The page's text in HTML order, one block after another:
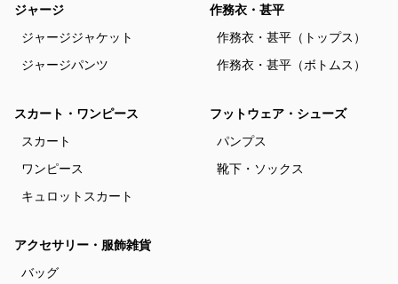
ジャージ
ジャージジャケット
ジャージパンツ
作務衣・甚平
作務衣・甚平（トップス）
作務衣・甚平（ボトムス）
スカート・ワンピース
スカート
ワンピース
キュロットスカート
フットウェア・シューズ
パンプス
靴下・ソックス
アクセサリー・服飾雑貨
バッグ